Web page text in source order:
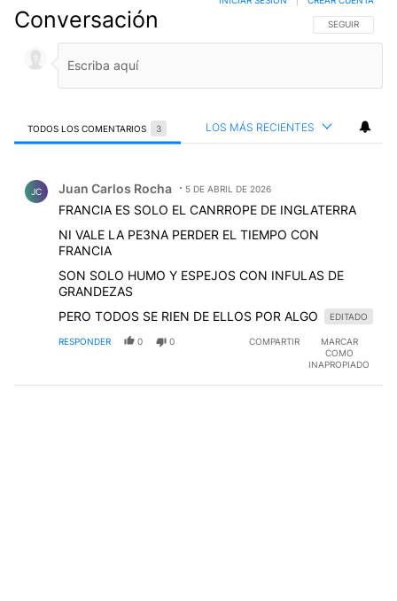
Conversación SIGA ESTA
SEGUIR
TODOS LOS COMENTARIOS 3 LOS MÁS RECIENTES
JC Juan Carlos Rocha 5 DE ABRIL DE 2026
FRANCIA ES SOLO EL CANRROPE DE INGLATERRA
NI VALE LA PE3NA PERDER EL TIEMPO CON
FRANCIA
SON SOLO HUMO Y ESPEJOS CON INFULAS DE
GRANDEZAS
PERO TODOS SE RIEN DE ELLOS POR ALGO
EDITADO
RESPONDER 0 0 COMPARTIR
MARCAR
COMO
INAPROPIADO